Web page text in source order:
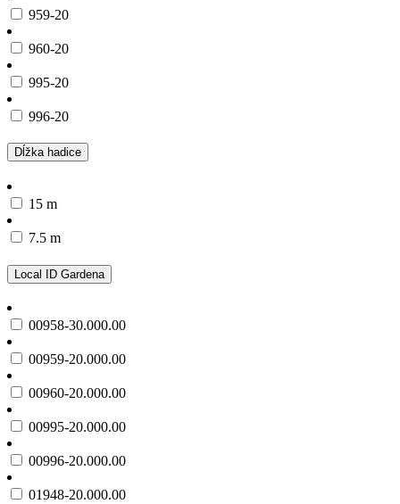
959-20
960-20
995-20
996-20
Dĺžka hadice
15 m
7.5 m
Local ID Gardena
00958-30.000.00
00959-20.000.00
00960-20.000.00
00995-20.000.00
00996-20.000.00
01948-20.000.00